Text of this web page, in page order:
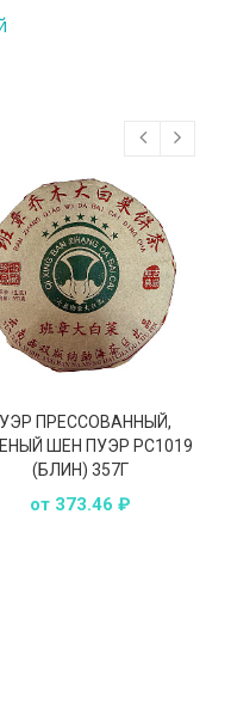
ПРЕССОВАННЫЙ,
ШЕН ПУЭР РС1019
(БЛИН) 357Г
от 373.46 ₽